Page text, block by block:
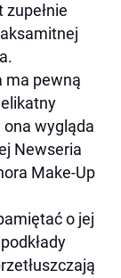
ma pewną
ona wygląda
Newseria
Make-Up
o jej